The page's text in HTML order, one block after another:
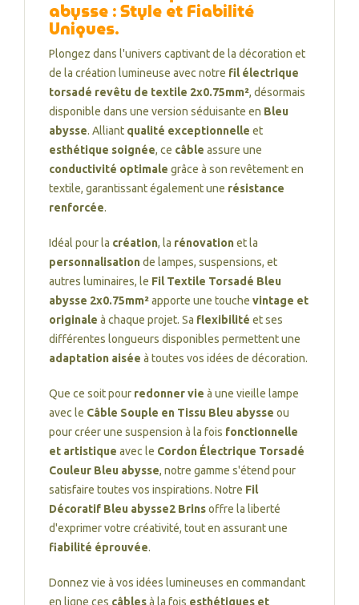
abysse: Style et Fiabilité
Uniques.
Plongez dans l'univers captivant de la décoration et
de la création lumineuse avec notre fil électrique
torsadé revêtu de textile 2x0.75mm², désormais
disponible dans une version séduisante en Bleu
abysse. Alliant qualité exceptionnelle et
esthétique soignée, ce câble assure une
conductivité optimale grâce à son revêtement en
textile, garantissant également une résistance
renforcée.
Idéal pour la création, la rénovationet la
personnalisationde lampes, suspensions, et
autres luminaires, le Fil Textile Torsadé Bleu
abysse 2x0.75mm²apporte une touche vintage et
originale à chaque projet. Sa flexibilité et ses
différentes longueurs disponibles permettent une
adaptation aisée à toutes vos idées de décoration.
Que ce soit pour redonner vie à une vieille lampe
avec le Câble Souple en Tissu Bleu abysse ou
pour créer une suspension à la fois fonctionnelle
et artistique avec le Cordon Électrique Torsadé
Couleur Bleu abysse, notre gamme s'étend pour
satisfaire toutes vos inspirations. Notre Fil
Décoratif Bleu abysse2 Brinsoffre la liberté
d'exprimer votre créativité, tout en assurant une
fiabilité éprouvée.
Donnez vie à vos idées lumineuses en commandant
en ligne ces câblesà la fois esthétiques et